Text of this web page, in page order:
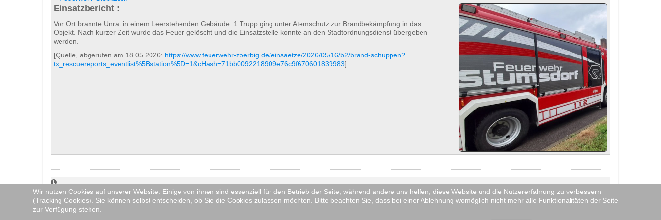
Einsatzbericht :
Vor Ort brannte Unrat in einem Leerstehenden Gebäude. 1 Trupp ging unter Atemschutz zur Brandbekämpfung in das
Objekt. Nach kurzer Zeit wurde das Feuer gelöscht und die Einsatzstelle konnte an den Stadtordnungsdienst übergeben
werden.
[Quelle, abgerufen am 18.05.2026: https://www.feuerwehr-zoerbig.de/einsaetze/2026/05/16/b2/brand-schuppen?
tx_rescuereports_eventlist%5Bstation%5D=1&cHash=71bb0092218909e76c9f670601839983]
Auf unserer Internetseite berichten wir ausführlich (also auch mit Bildmaterial) über unser Einsatzgeschehen, jedoch wird dies durcheine Dienstanweisungstreng reglementiert.
Bilder werden erst gemacht, wenn das Einsatzgeschehen dies zulässt! Es werden keine Bilder von Verletzten oder Toten gemacht oder hier veröffentlicht! Wir verwenden ebenfalls
KI-generierte Fotos, bis geprüfte und freigegebene Bilder vorliegen.
Wir nutzen Cookies auf unserer Website. Einige von ihnen sind essenziell für den Betrieb der Seite, während andere uns helfen, diese Website und die Nutzererfahrung zu verbessern
(Tracking Cookies). Sie können selbst entscheiden, ob Sie die Cookies zulassen möchten. Bitte beachten Sie, dass bei einer Ablehnung womöglich nicht mehr alle Funktionalitäten der Seite
zur Verfügung stehen.